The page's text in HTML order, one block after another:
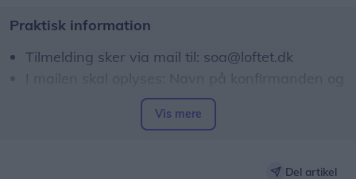
Praktisk information
Tilmelding sker via mail til: soa@loftet.dk
I mailen skal oplyses: Navn på konfirmanden og
Vis mere
Del artikel